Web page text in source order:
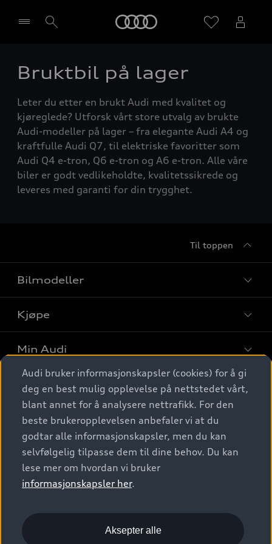
Velg forhandler
Bruktbil på lager
Leter du etter en brukt Audi med kvalitet og
kjøreglede? Utforsk vårt store utvalg av brukte
Audi-modeller på lager – fra elegante Audi A4 og
kraftfulle Audi Q7, til elektriske favoritter som
Audi Q4 e-tron, Q6 e-tron og A6 e-tron. Alle våre
biler er godt vedlikeholdte, kvalitetssikrede og
leveres med garanti for din trygghet.
Til toppen
Bilmodeller
Finn din Audi
Sammenlign bilmodeller
Elbiler
SUV
Stasjonsvogn
Sportback
S/RS
Konseptbiler og prototyper
Kjøpe
Kjøpshjelp
Biler på lager
Finn forhandler
Bestill prøvekjøring
Kontakt forhandler
Bilgarantier
Min Audi
Behold nybilfølelsen
Audi Originalt tilbehør
Verkstedtjenester
Digitale tjenester
Audi digitale tjenester
Audi connect
Functions on demand
Kom i gang med myAudi
Audi Norge
Kundeservice
Audi Driving Experience
© 2026 AUDI NORGE. All Rights Reserved.
Imprint
Audi bruker informasjonskapsler (cookies) for å gi
deg en best mulig opplevelse på nettstedet vårt,
blant annet for å analysere nettrafikk. For den
beste brukeropplevelsen anbefaler vi at du
godtar alle informasjonskapsler, men du kan
selvfølgelig tilpasse dem til dine behov. Du kan
lese mer om hvordan vi bruker
informasjonskapsler her.
Aksepter alle